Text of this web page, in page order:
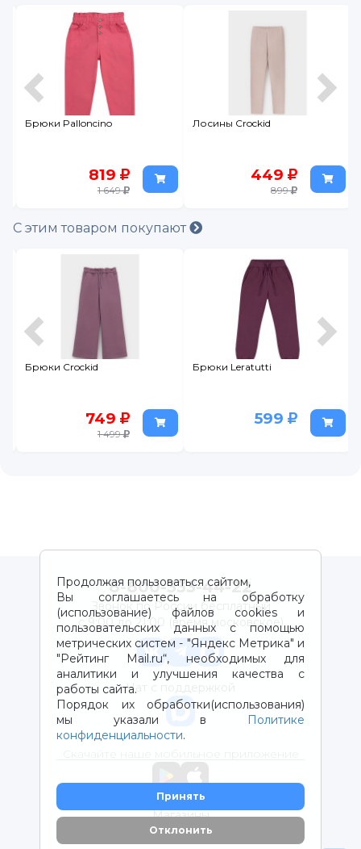
Брюки Palloncino
819
1 649
Лосины Crockid
449
899
С этим товаром покупают
Брюки Crockid
749
1 499
Брюки Leratutti
599
Продолжая пользоваться сайтом,
Вы соглашаетесь на обработку
(использование) файлов cookies и
пользовательских данных с помощью
метрических систем - "Яндекс Метрика" и
"Рейтинг Mail.ru“, необходимых для
аналитики и улучшения качества с
работы сайта.
Порядок их обработки(использования)
мы указали в
Политике
конфиденциальности.
Принять
Отклонить
8-800-333-44-22
Звонок по России бесплатный
с 9:00 до 21:00 (время московское)
Чат с поддержкой
Магазины